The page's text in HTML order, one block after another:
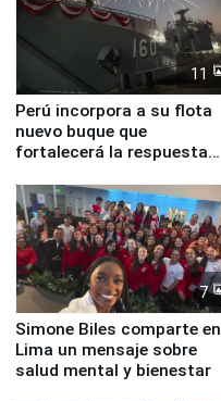
11
Perú incorpora a su flota
nuevo buque que
fortalecerá la respuesta
7
Simone Biles comparte en
Lima un mensaje sobre
salud mental y bienestar